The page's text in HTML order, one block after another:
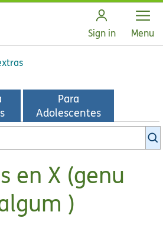
Sign in Open
Menu
Para
Adolescentes
en X (genu
)